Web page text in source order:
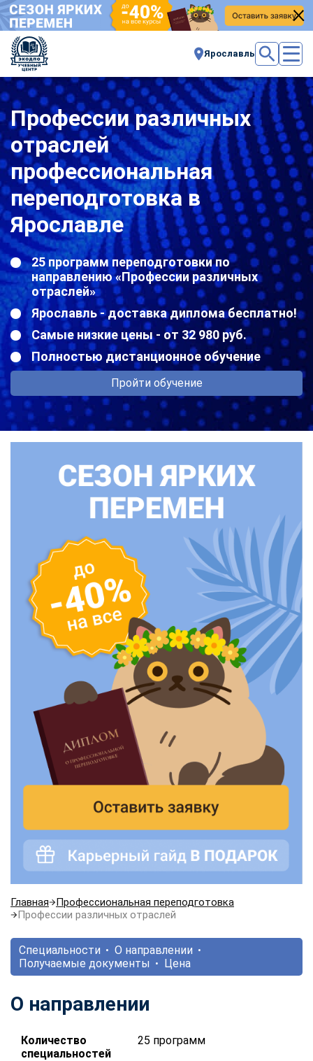
Ярославль
Профессии различных
отраслей
профессиональная
переподготовка в
Ярославле
25 программ переподготовки по
направлению «Профессии различных
отраслей»
Ярославль - доставка диплома бесплатно!
Самые низкие цены - от 32 980 руб.
Полностью дистанционное обучение
Пройти обучение
Главная
Профессиональная переподготовка
Профессии различных отраслей
Специальности
О направлении
Получаемые документы
Цена
О направлении
Количество
специальностей
25 программ